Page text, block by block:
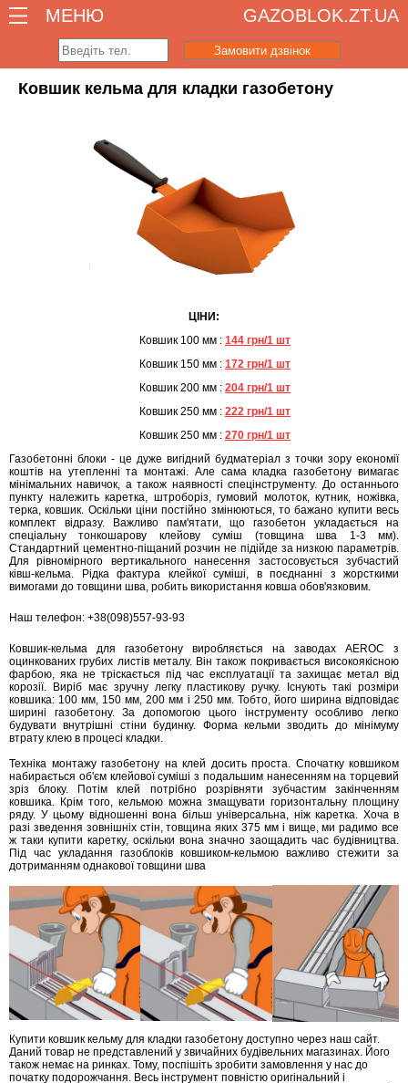
МЕНЮ GAZOBLOK.ZT.UA
Замовити дзвінок
Ковшик кельма для кладки газобетону
ЦІНИ:
Ковшик 100 мм : 144 грн/1 шт
Ковшик 150 мм : 172 грн/1 шт
Ковшик 200 мм : 204 грн/1 шт
Ковшик 250 мм : 222 грн/1 шт
Ковшик 250 мм : 270 грн/1 шт
Газобетонні блоки - це дуже вигідний будматеріал з точки зору економії
коштів на утепленні та монтажі. Але сама кладка газобетону вимагає
мінімальних навичок, а також наявності спецінструменту. До останнього
пункту належить каретка, штроборіз, гумовий молоток, кутник, ножівка,
терка, ковшик. Оскільки ціни постійно змінюються, то бажано купити весь
комплект відразу. Важливо пам'ятати, що газобетон укладається на
спеціальну тонкошарову клейову суміш (товщина шва 1-3 мм).
Стандартний цементно-піщаний розчин не підійде за низкою параметрів.
Для рівномірного вертикального нанесення застосовується зубчастий
ківш-кельма. Рідка фактура клейкої суміші, в поєднанні з жорсткими
вимогами до товщини шва, робить використання ковша обов'язковим.
Наш телефон: +38(098)557-93-93
Ковшик-кельма для газобетону виробляється на заводах AEROC з
оцинкованих грубих листів металу. Він також покривається високоякісною
фарбою, яка не тріскається під час експлуатації та захищає метал від
корозії. Виріб має зручну легку пластикову ручку. Існують такі розміри
ковшика: 100 мм, 150 мм, 200 мм і 250 мм. Тобто, його ширина відповідає
ширині газобетону. За допомогою цього інструменту особливо легко
будувати внутрішні стіни будинку. Форма кельми зводить до мінімуму
втрату клею в процесі кладки.
Техніка монтажу газобетону на клей досить проста. Спочатку ковшиком
набирається об'єм клейової суміші з подальшим нанесенням на торцевий
зріз блоку. Потім клей потрібно розрівняти зубчастим закінченням
ковшика. Крім того, кельмою можна змащувати горизонтальну площину
ряду. У цьому відношенні вона більш універсальна, ніж каретка. Хоча в
разі зведення зовнішніх стін, товщина яких 375 мм і вище, ми радимо все
ж таки купити каретку, оскільки вона значно заощадить час будівництва.
Під час укладання газоблоків ковшиком-кельмою важливо стежити за
дотриманням однакової товщини шва
Купити ковшик кельму для кладки газобетону доступно через наш сайт.
Даний товар не представлений у звичайних будівельних магазинах. Його
також немає на ринках. Тому, поспішіть зробити замовлення у нас до
початку подорожчання. Весь інструмент повністю оригінальний і